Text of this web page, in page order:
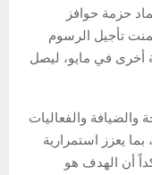
حزمة حوافز
تأجيل الرسوم
أخرى في مايو، ليصل
والفعاليات
يعزز استمرارية
أن الهدف هو